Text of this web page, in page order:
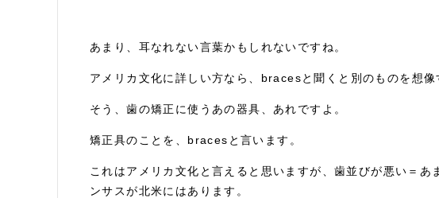
あまり、耳なれない言葉かもしれないですね。
アメリカ文化に詳しい方なら、bracesと聞くと別のものを想像
そう、歯の矯正に使うあの器具、あれですよ。
矯正具のことを、bracesと言います。
これはアメリカ文化と言えると思いますが、歯並びが悪い＝
ンサスが北米にはあります。